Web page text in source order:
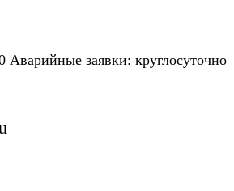
заявки: круглосуточно